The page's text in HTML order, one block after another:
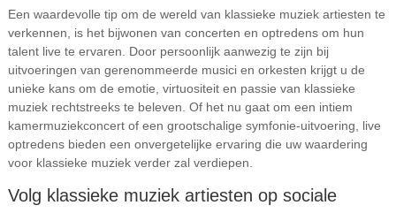
Een waardevolle tip om de wereld van klassieke muziek artiesten te
verkennen, is het bijwonen van concerten en optredens om hun
talent live te ervaren. Door persoonlijk aanwezig te zijn bij
uitvoeringen van gerenommeerde musici en orkesten krijgt u de
unieke kans om de emotie, virtuositeit en passie van klassieke
muziek rechtstreeks te beleven. Of het nu gaat om een intiem
kamermuziekconcert of een grootschalige symfonie-uitvoering, live
optredens bieden een onvergetelijke ervaring die uw waardering
voor klassieke muziek verder zal verdiepen.
Volg klassieke muziek artiesten op sociale